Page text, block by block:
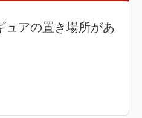
ュアの置き場所があ